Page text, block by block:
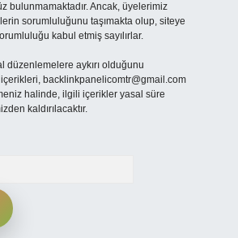
bulunmamaktadır. Ancak, üyelerimiz
sorumluluğunu taşımakta olup, siteye
kabul etmiş sayılırlar.
düzenlemelere aykırı olduğunu
backlinkpanelicomtr@gmail.com
halinde, ilgili içerikler yasal süre
kaldırılacaktır.